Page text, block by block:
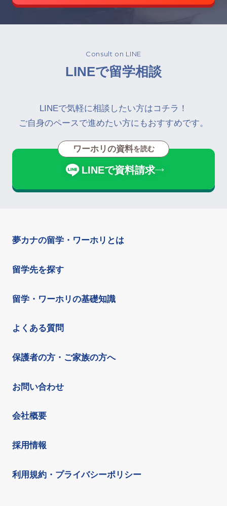
Consult on LINE
LINEで留学相談
LINEで気軽に相談したい方はコチラ！
ご自身のペースで進めたい方にもおすすめです。
ワーホリの資料を読む
LINEで資料請求
夢カナの留学・ワーホリとは
留学先を探す
留学・ワーホリの基礎知識
よくある質問
保護者の方・ご家族の方へ
お問い合わせ
会社概要
採用情報
利用規約・プライバシーポリシー